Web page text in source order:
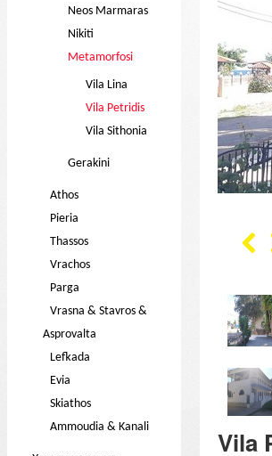
Neos Marmaras
Nikiti
Metamorfosi
Vila Lina
Vila Petridis
Vila Sithonia
Gerakini
Athos
Pieria
Thassos
Vrachos
Parga
Vrasna & Stavros &
Asprovalta
Lefkada
Evia
Skiathos
Ammoudia & Kanali
Vila